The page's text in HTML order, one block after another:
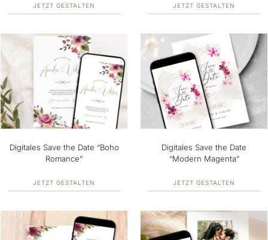
JETZT GESTALTEN JETZT GESTALTEN
Digitales Save the Date “Boho
Romance”
JETZT GESTALTEN
Digitales Save the Date
“Modern Magenta”
JETZT GESTALTEN